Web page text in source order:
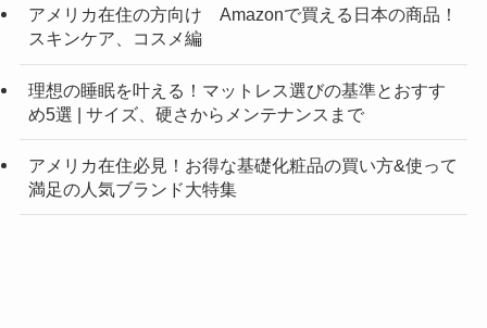
アメリカ在住の方向け Amazonで買える日本の商品！
スキンケア、コスメ編
理想の睡眠を叶える！マットレス選びの基準とおすす
め5選 | サイズ、硬さからメンテナンスまで
アメリカ在住必見！お得な基礎化粧品の買い方&使って
満足の人気ブランド大特集